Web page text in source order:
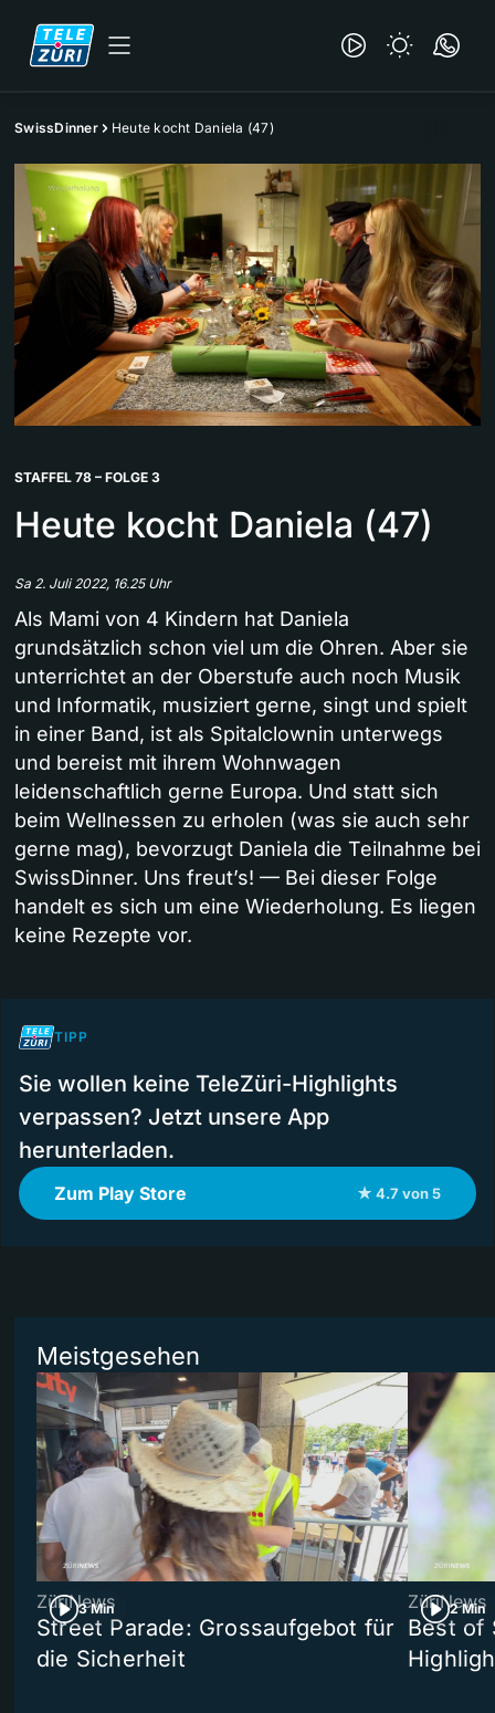
SwissDinner Heute kocht Daniela (47)
STAFFEL 78 – FOLGE 3
Heute kocht Daniela (47)
Sa 2. Juli 2022, 16.25 Uhr
Als Mami von 4 Kindern hat Daniela
grundsätzlich schon viel um die Ohren. Aber sie
unterrichtet an der Oberstufe auch noch Musik
und Informatik, musiziert gerne, singt und spielt
in einer Band, ist als Spitalclownin unterwegs
und bereist mit ihrem Wohnwagen
leidenschaftlich gerne Europa. Und statt sich
beim Wellnessen zu erholen (was sie auch sehr
gerne mag), bevorzugt Daniela die Teilnahme bei
SwissDinner. Uns freut’s! — Bei dieser Folge
handelt es sich um eine Wiederholung. Es liegen
keine Rezepte vor.
TIPP
Sie wollen keine TeleZüri-Highlights
verpassen? Jetzt unsere App
herunterladen.
Zum Play Store ★ 4.7 von 5
Meistgesehen
3 Min
ZüriNews
Street Parade: Grossaufgebot für
die Sicherheit
2 Min
ZüriNews
Best of